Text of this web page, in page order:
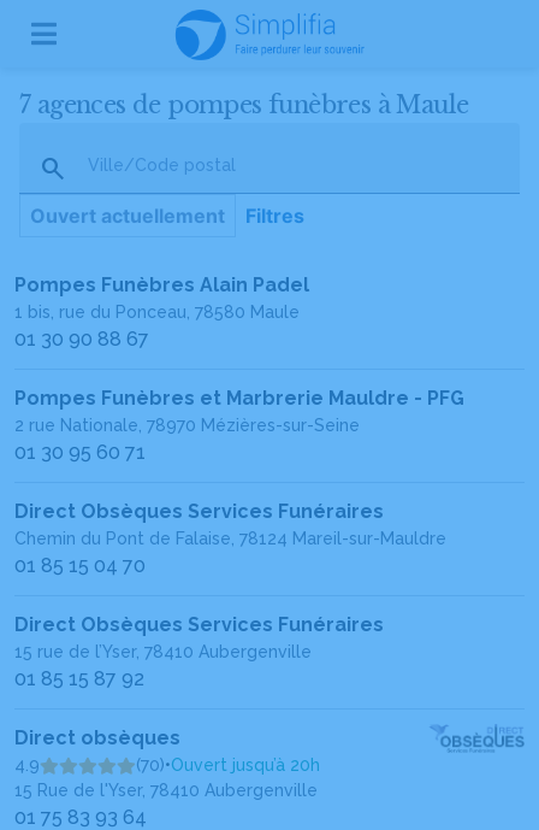
7 agences de pompes funèbres à Maule
Ville/Code postal
Ouvert actuellement Filtres
Pompes Funèbres Alain Padel
1 bis, rue du Ponceau, 78580 Maule
01 30 90 88 67
Pompes Funèbres et Marbrerie Mauldre - PFG
2 rue Nationale, 78970 Mézières-sur-Seine
01 30 95 60 71
Direct Obsèques Services Funéraires
Chemin du Pont de Falaise, 78124 Mareil-sur-Mauldre
01 85 15 04 70
Direct Obsèques Services Funéraires
15 rue de l’Yser, 78410 Aubergenville
01 85 15 87 92
Direct obsèques
4.9 (70)•Ouvert jusqu’à 20h
15 Rue de l'Yser, 78410 Aubergenville
01 75 83 93 64